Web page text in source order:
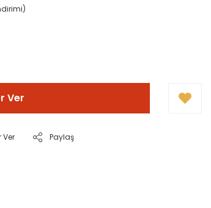
Ver
Ver Paylaş